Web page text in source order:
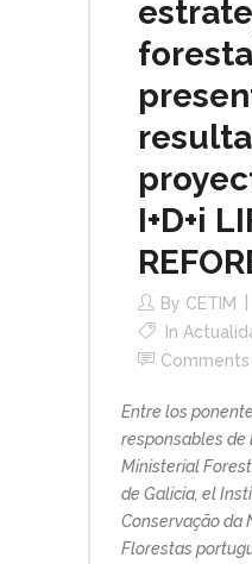
I+D+i
By CETIM
In
Comments
Entre los
responsables de
Ministerial
de Galicia, el
Conservação da
Florestas